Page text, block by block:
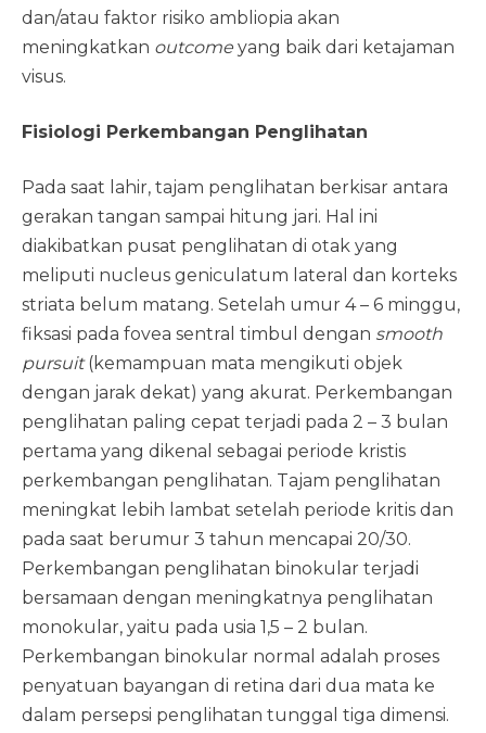
dan/atau faktor risiko ambliopia akan
meningkatkan outcome yang baik dari ketajaman
visus.
Fisiologi Perkembangan Penglihatan
Pada saat lahir, tajam penglihatan berkisar antara
gerakan tangan sampai hitung jari. Hal ini
diakibatkan pusat penglihatan di otak yang
meliputi nucleus geniculatum lateral dan korteks
striata belum matang. Setelah umur 4 – 6 minggu,
fiksasi pada fovea sentral timbul dengan smooth
pursuit(kemampuan mata mengikuti objek
dengan jarak dekat) yang akurat. Perkembangan
penglihatan paling cepat terjadi pada 2 – 3 bulan
pertama yang dikenal sebagai periode kristis
perkembangan penglihatan. Tajam penglihatan
meningkat lebih lambat setelah periode kritis dan
pada saat berumur 3 tahun mencapai 20/30.
Perkembangan penglihatan binokular terjadi
bersamaan dengan meningkatnya penglihatan
monokular, yaitu pada usia 1,5 – 2 bulan.
Perkembangan binokular normal adalah proses
penyatuan bayangan di retina dari dua mata ke
dalam persepsi penglihatan tunggal tiga dimensi.